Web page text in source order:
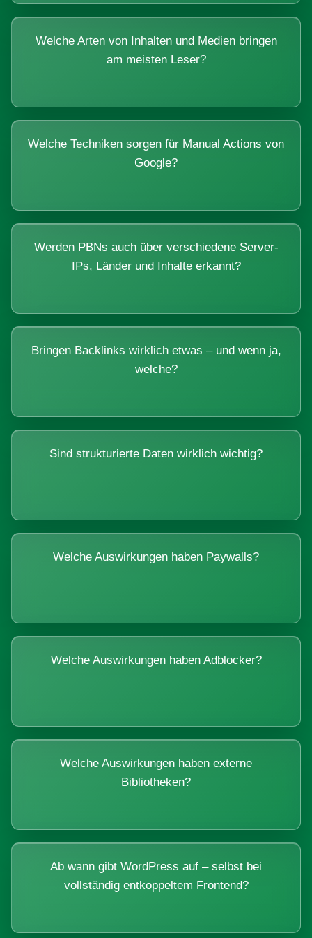
Welche Arten von Inhalten und Medien bringen
am meisten Leser?
Welche Techniken sorgen für Manual Actions von
Google?
Werden PBNs auch über verschiedene Server-
IPs, Länder und Inhalte erkannt?
Bringen Backlinks wirklich etwas – und wenn ja,
welche?
Sind strukturierte Daten wirklich wichtig?
Welche Auswirkungen haben Paywalls?
Welche Auswirkungen haben Adblocker?
Welche Auswirkungen haben externe
Bibliotheken?
Ab wann gibt WordPress auf – selbst bei
vollständig entkoppeltem Frontend?